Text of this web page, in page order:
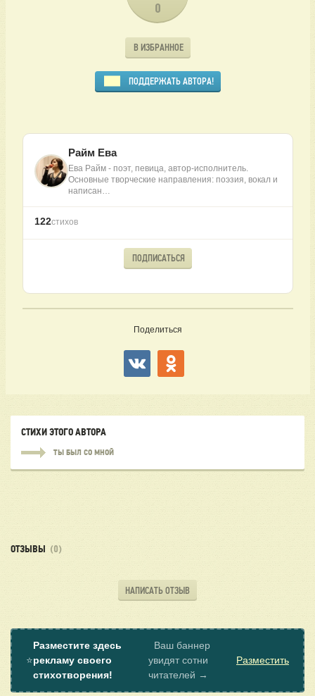
0
В ИЗБРАННОЕ
ПОДДЕРЖАТЬ АВТОРА!
Райм Ева
Ева Райм - поэт, певица, автор-исполнитель.
Основные творческие направления: поэзия, вокал и
написан…
122стихов
ПОДПИСАТЬСЯ
Поделиться
СТИХИ ЭТОГО АВТОРА
ТЫ БЫЛ СО МНОЙ
ОТЗЫВЫ (0)
НАПИСАТЬ ОТЗЫВ
⭐
Разместите здесь
рекламу своего
стихотворения!
Ваш баннер
увидят сотни
читателей →
Разместить